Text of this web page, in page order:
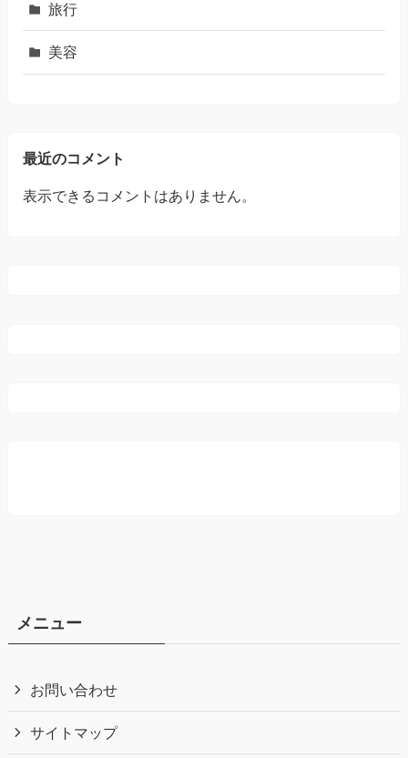
旅行
美容
最近のコメント
表示できるコメントはありません。
メニュー
お問い合わせ
サイトマップ